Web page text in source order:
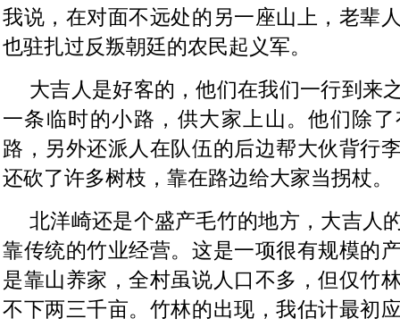
我说，在对面不远处的另一座山上，老辈
也驻扎过反叛朝廷的农民起义军。
大吉人是好客的，他们在我们一行到来
一条临时的小路，供大家上山。他们除
路，另外还派人在队伍的后边帮大伙背行
还砍了许多树枝，靠在路边给大家当拐杖。
北洋崎还是个盛产毛竹的地方，大吉人
靠传统的竹业经营。这是一项很有规模的
是靠山养家，全村虽说人口不多，但仅竹
不下两三千亩。竹林的出现，我估计最初